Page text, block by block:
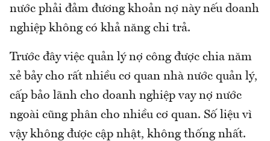
nước phải đảm đương khoản nợ này nếu doanh
nghiệp không có khả năng chi trả.
Trước đây việc quản lý nợ công được chia năm
xẻ bảy cho rất nhiều cơ quan nhà nước quản lý,
cấp bảo lãnh cho doanh nghiệp vay nợ nước
ngoài cũng phân cho nhiều cơ quan. Số liệu vì
vậy không được cập nhật, không thống nhất.